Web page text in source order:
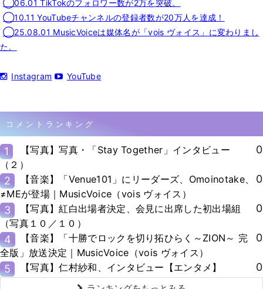
◯06.01 TikTokのフォロワー数が2万を突破。
◯10.11 YouTubeチャンネルの登録者数が20万人を達成！
◯25.08.01 MusicVoiceは媒体名が「vois ヴォイス」に変わりまし
た。
Instagram YouTube
コメントランキング
1
【写真】写真・「Stay Together」インタビュー
（２）
0
2
【音楽】「Venue101」にリーダーズ、Omoinotake、
≠MEが登場｜MusicVoice（vois ヴォイス）
0
3
【写真】紅白出場者決定、会見に出席した初出場組
（写真１０／１０）
0
4
【音楽】「十勝でロックを切り拓ひらく～ZION～ 完
全版」放送決定｜MusicVoice（vois ヴォイス）
0
5 【写真】仁村紗和、インタビュー【エンタメ】 0